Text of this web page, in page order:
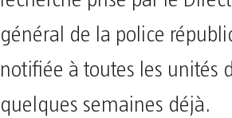
général de la police
notifiée à toutes les unités
quelques semaines déjà.